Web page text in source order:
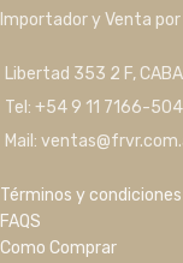
Importador y Venta
Libertad 353 2 F, CABA
Tel: +54 9 11 7166-
Mail:
Términos y condiciones
FAQS
Como Comprar